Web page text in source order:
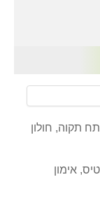
תקוה, חולון
אימון